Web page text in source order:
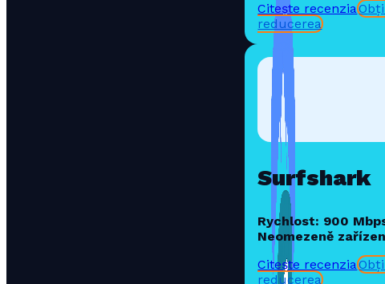
Citește recenzia
reducerea
Surfshark
Rychlost: 900
Neomezeně
Citește recenzia
reducerea